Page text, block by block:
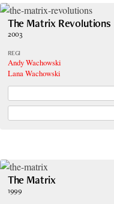
The Matrix Revolutions
2003
REGI
Andy Wachowski
Lana Wachowski
The Matrix
1999